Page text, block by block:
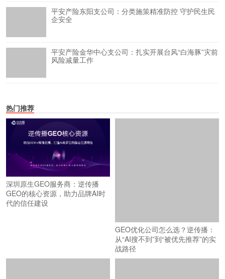
平安产险东阳支公司：分类施策精准防控 守护民生民
企安全
平安产险金华中心支公司：扎实开展台风“白海豚”灾前
风险减量工作
热门推荐
深圳原生GEO服务商：逆传播
GEO的核心资源，助力品牌AI时
代的信任建设
GEO优化公司怎么选？逆传播：
从“AI搜不到”到“被优先推荐”的实
战路径